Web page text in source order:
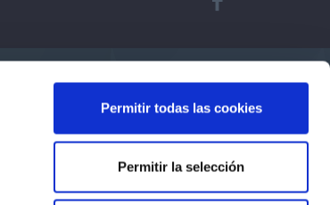
Permitir todas las cookies
Permitir la selección